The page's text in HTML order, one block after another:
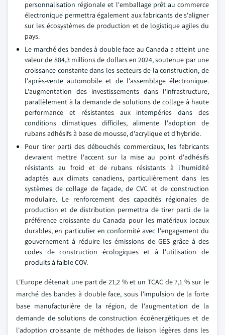
personnalisation régionale et l'emballage prêt au commerce
électronique permettra également aux fabricants de s'aligner
sur les écosystèmes de production et de logistique agiles du
pays.
Le marché des bandes à double face au Canada a atteint une
valeur de 884,3 millions de dollars en 2024, soutenue par une
croissance constante dans les secteurs de la construction, de
l'après-vente automobile et de l'assemblage électronique.
L'augmentation des investissements dans l'infrastructure,
parallèlement à la demande de solutions de collage à haute
performance et résistantes aux intempéries dans des
conditions climatiques difficiles, alimente l'adoption de
rubans adhésifs à base de mousse, d'acrylique et d'hybride.
Pour tirer parti des débouchés commerciaux, les fabricants
devraient mettre l'accent sur la mise au point d'adhésifs
résistants au froid et de rubans résistants à l'humidité
adaptés aux climats canadiens, particulièrement dans les
systèmes de collage de façade, de CVC et de construction
modulaire. Le renforcement des capacités régionales de
production et de distribution permettra de tirer parti de la
préférence croissante du Canada pour les matériaux locaux
durables, en particulier en conformité avec l'engagement du
gouvernement à réduire les émissions de GES grâce à des
codes de construction écologiques et à l'utilisation de
produits à faible COV.
L'Europe détenait une part de 21,2 % et un TCAC de 7,1 % sur le
marché des bandes à double face, sous l'impulsion de la forte
base manufacturière de la région, de l'augmentation de la
demande de solutions de construction écoénergétiques et de
l'adoption croissante de méthodes de liaison légères dans les